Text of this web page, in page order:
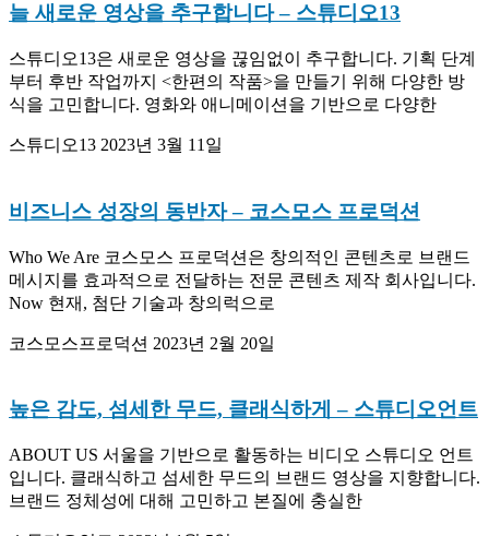
늘 새로운 영상을 추구합니다– 스튜디오13
스튜디오13은 새로운 영상을 끊임없이 추구합니다. 기획 단계
부터 후반 작업까지 <한편의 작품>을 만들기 위해 다양한 방
식을 고민합니다. 영화와 애니메이션을 기반으로 다양한
스튜디오13 2023년 3월 11일
비즈니스 성장의 동반자– 코스모스 프로덕션
Who We Are 코스모스 프로덕션은 창의적인 콘텐츠로 브랜드
메시지를 효과적으로 전달하는 전문 콘텐츠 제작 회사입니다.
Now 현재, 첨단 기술과 창의럭으로
코스모스프로덕션 2023년 2월 20일
높은 감도, 섬세한 무드, 클래식하게– 스튜디오언트
ABOUT US 서울을 기반으로 활동하는 비디오 스튜디오 언트
입니다. 클래식하고 섬세한 무드의 브랜드 영상을 지향합니다.
브랜드 정체성에 대해 고민하고 본질에 충실한